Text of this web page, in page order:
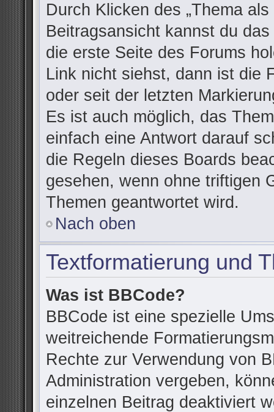
Durch Klicken des „Thema
Beitragsansicht kannst du
die erste Seite des Forums
Link nicht siehst, dann ist die
oder seit der letzten
Es ist auch möglich, das
einfach eine Antwort darauf
die Regeln dieses Boards
gesehen, wenn ohne triftigen
Themen geantwortet wird.
Nach oben
Textformatierung und
Was ist BBCode?
BBCode ist eine spezielle
weitreichende
Rechte zur Verwendung von
Administration vergeben,
einzelnen Beitrag deaktiviert